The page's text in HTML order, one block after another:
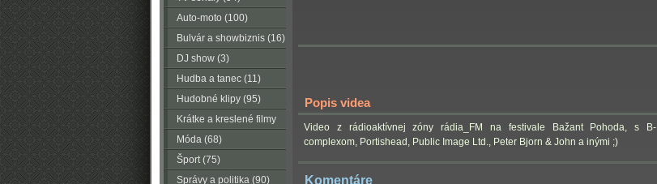
Auto-moto (100)
Bulvár a showbiznis (16)
DJ show (3)
Hudba a tanec (11)
Hudobné klipy (95)
Krátke a kreslené filmy
(223)Móda (68)
Šport (75)
Správy a politika (90)
Popis videa
Video z rádioaktívnej zóny rádia_FM na festivale Bažant Pohoda, s B-
complexom, Portishead, Public Image Ltd., Peter Bjorn & John a inými ;)
Komentáre